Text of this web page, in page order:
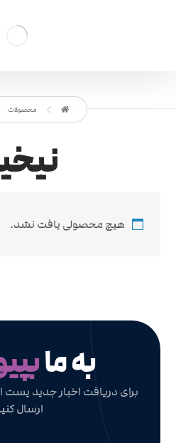
محصولات
هیچ محصولی یافت نشد.
به ما
برای دریافت اخبار جدید پست
ارسال